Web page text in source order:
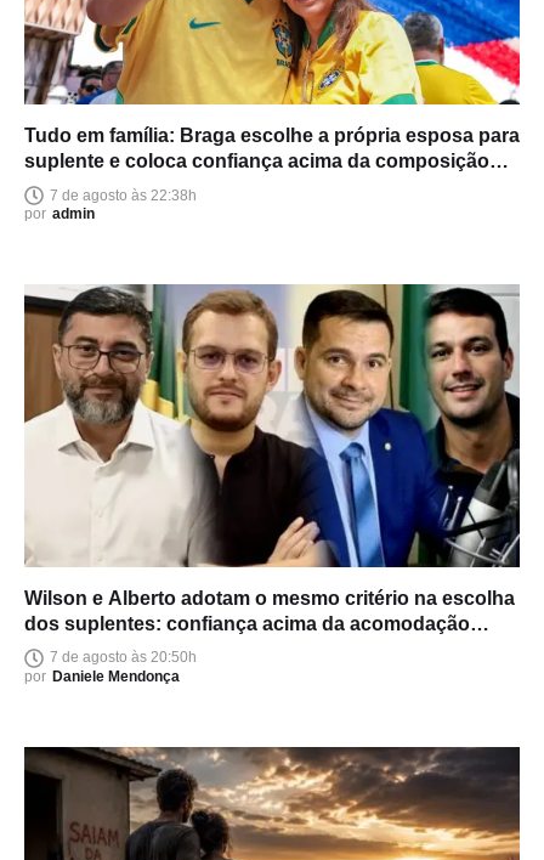
Tudo em família: Braga escolhe a própria esposa para
suplente e coloca confiança acima da composição
política
7 de agosto às 22:38h
por admin
Wilson e Alberto adotam o mesmo critério na escolha
dos suplentes: confiança acima da acomodação
política
7 de agosto às 20:50h
por Daniele Mendonça